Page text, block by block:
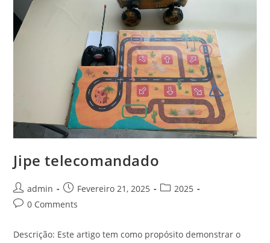
Jipe telecomandado
Post
author:
admin
Post
published:
Fevereiro 21, 2025
Post2025
Post0 Comments
Descrição: Este artigo tem como propósito demonstrar o